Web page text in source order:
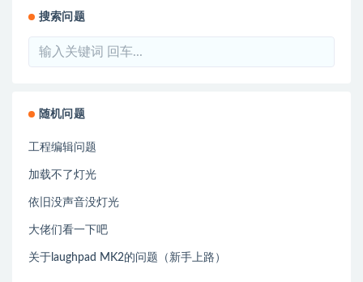
搜索问题
随机问题
工程编辑问题
加载不了灯光
依旧没声音没灯光
大佬们看一下吧
关于laughpad MK2的问题（新手上路）